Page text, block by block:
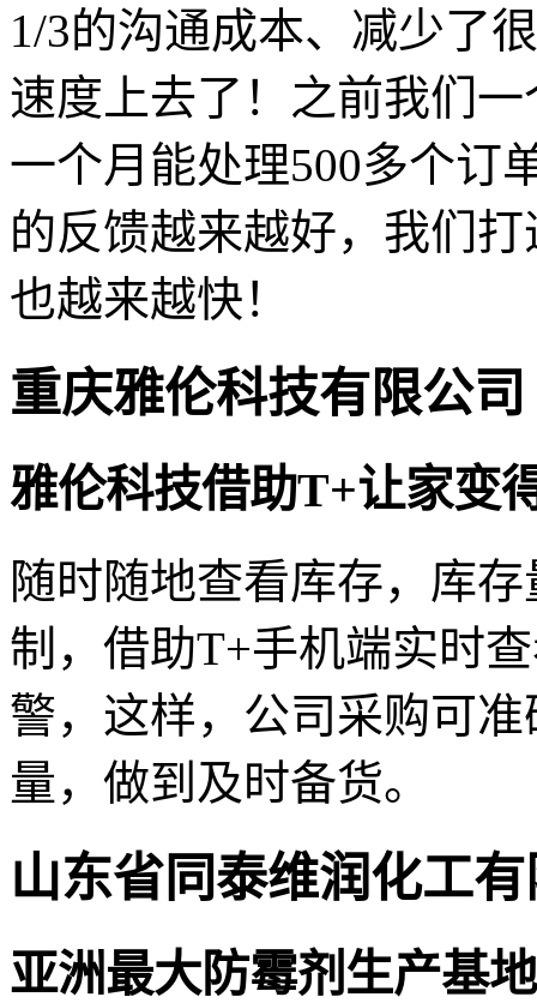
1/3的沟通成本、减少了
速度上去了！之前我们
一个月能处理500多个订
的反馈越来越好，我们
也越来越快！
重庆雅伦科技有限公司
雅伦科技借助T+让家变
随时随地查看库存，库
制，借助T+手机端实时
警，这样，公司采购可
量，做到及时备货。
山东省同泰维润化工
亚洲最大防霉剂生产基